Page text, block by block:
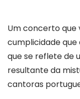
Um concerto que
cumplicidade
que se reflete de
resultante da
cantoras